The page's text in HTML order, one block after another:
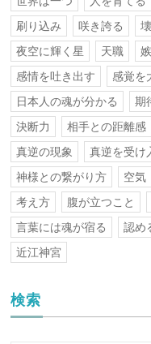
刷り込み
咲き誇る
夜空に輝く星
天職
感情を吐き出す
感覚を
日本人の魂が分かる
期
決断力
相手との距離感
真逆の現象
真逆を受け
神様との繋がり方
空気
考え方
腹が立つこと
言葉には魂が宿る
認め
近江神宮
検索